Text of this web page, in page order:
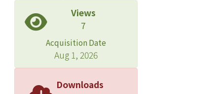
Views
7
Acquisition Date
Aug 1, 2026
Downloads